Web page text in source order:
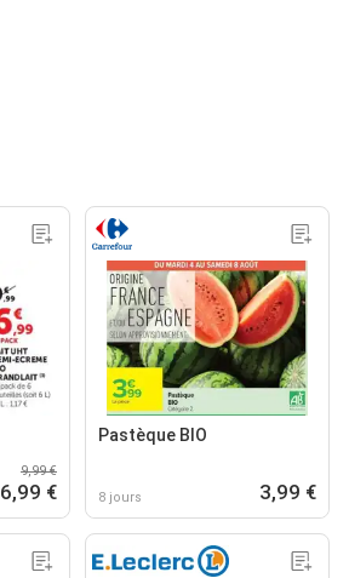
9,99 €
6,99 €
Pastèque BIO
8 jours 3,99 €